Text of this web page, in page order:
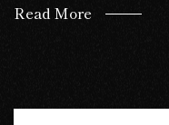
Read More